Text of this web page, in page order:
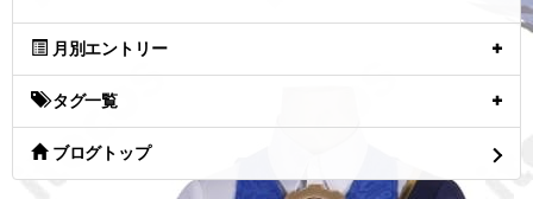
月別エントリー
タグ一覧
ブログトップ